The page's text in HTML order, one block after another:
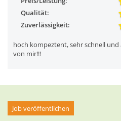
Qualität:
Zuverlässigkeit:
hoch kompeztent, sehr schnell und
von mir!!!
Job veröffentlichen